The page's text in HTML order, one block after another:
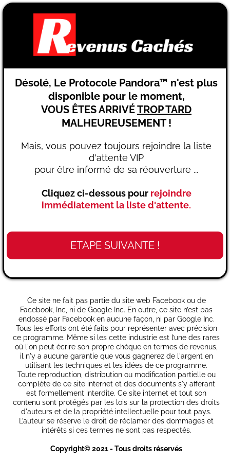
Désolé, Le Protocole Pandora™ n'est plus
disponible pour le moment,
VOUS ÊTES ARRIVÉTROP TARD
MALHEUREUSEMENT !
Mais, vous pouvez toujours rejoindre la liste
d'attente VIP
pour être informé de sa réouverture ...
Cliquez ci-dessous pour rejoindre
immédiatement la liste d'attente.
ETAPE SUIVANTE !
Ce site ne fait pas partie du site web Facebook ou de
Facebook, Inc, ni de Google Inc. En outre, ce site n’est pas
endossé par Facebook en aucune façon, ni par Google Inc.
Tous les efforts ont été faits pour représenter avec précision
ce programme. Même si les cette industrie est l’une des rares
où l'on peut écrire son propre chèque en termes de revenus,
il n'y a aucune garantie que vous gagnerez de l'argent en
utilisant les techniques et les idées de ce programme.
Toute reproduction, distribution ou modification partielle ou
complète de ce site internet et des documents s'y afférant
est formellement interdite. Ce site internet et tout son
contenu sont protégés par les lois sur la protection des droits
d'auteurs et de la propriété intellectuelle pour tout pays.
L’auteur se réserve le droit de réclamer des dommages et
intérêts si ces termes ne sont pas respectés.
Copyright© 2021 - Tous droits réservés